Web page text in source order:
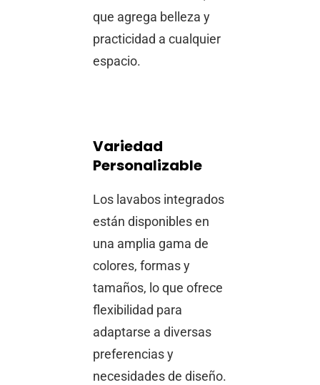
que agrega belleza y
practicidad a cualquier
espacio.
Variedad
Personalizable
Los lavabos integrados
están disponibles en
una amplia gama de
colores, formas y
tamaños, lo que ofrece
flexibilidad para
adaptarse a diversas
preferencias y
necesidades de diseño.